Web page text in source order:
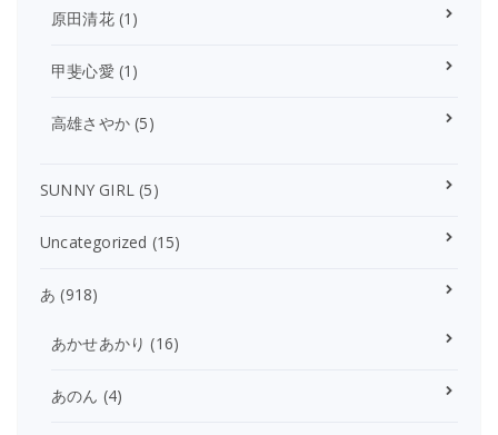
原田清花(1)
甲斐心愛 (1)
高雄さやか (5)
SUNNY GIRL (5)
Uncategorized (15)
あ (918)
あかせあかり (16)
あのん (4)